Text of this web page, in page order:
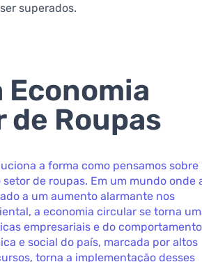
superados.
Economia
Roupas
a forma como pensamos sobre
de roupas. Em um mundo onde
a um aumento alarmante nos
a economia circular se torna
empresariais e do comportamento
e social do país, marcada por altos
torna a implementação desses